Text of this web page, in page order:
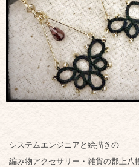
システムエンジニアと絵描きの
編み物アクセサリー・ 雑貨の郡上八